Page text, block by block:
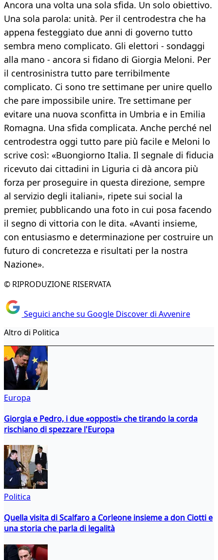
Ancora una volta una sola sfida. Un solo obiettivo.
Una sola parola: unità. Per il centrodestra che ha
appena festeggiato due anni di governo tutto
sembra meno complicato. Gli elettori - sondaggi
alla mano - ancora si fidano di Giorgia Meloni. Per
il centrosinistra tutto pare terribilmente
complicato. Ci sono tre settimane per unire quello
che pare impossibile unire. Tre settimane per
evitare una nuova sconfitta in Umbria e in Emilia
Romagna. Una sfida complicata. Anche perché nel
centrodestra oggi tutto pare più facile e Meloni lo
scrive così: «Buongiorno Italia. Il segnale di fiducia
ricevuto dai cittadini in Liguria ci dà ancora più
forza per proseguire in questa direzione, sempre
al servizio degli italiani», ripete sui social la
premier, pubblicando una foto in cui posa facendo
il segno di vittoria con le dita. «Avanti insieme,
con entusiasmo e determinazione per costruire un
futuro di concretezza e risultati per la nostra
Nazione».
© RIPRODUZIONE RISERVATA
Seguici anche su Google Discover di Avvenire
Altro di Politica
Europa
Giorgia e Pedro, i due «opposti» che tirando la corda
rischiano di spezzare l'Europa
Politica
Quella visita di Scalfaro a Corleone insieme a don Ciotti e
una storia che parla di legalità